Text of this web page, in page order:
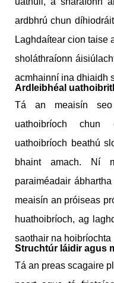
ardbhrú chun
Laghdaítear cion taise
sholáthraíonn
acmhainní ina dhiaidh
Ardleibhéal
Tá an meaisín
uathoibríoch
uathoibríoch beathú
bhaint amach. Ní
paraiméadair
meaisín an próiseas
huathoibríoch, ag
saothair na hoibríochta
Struchtúr láidir agus
Tá an preas scagaire